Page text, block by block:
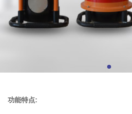
功能特点: